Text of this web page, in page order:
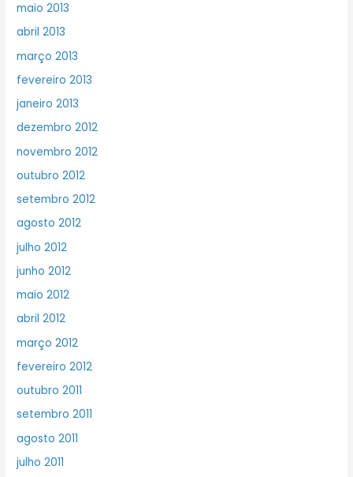
maio 2013
abril 2013
março 2013
fevereiro 2013
janeiro 2013
dezembro 2012
novembro 2012
outubro 2012
setembro 2012
agosto 2012
julho 2012
junho 2012
maio 2012
abril 2012
março 2012
fevereiro 2012
outubro 2011
setembro 2011
agosto 2011
julho 2011